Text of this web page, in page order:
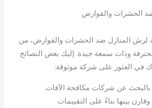
الحشرات والقوارض
المنازل ضد الحشرات والقوارض، من
وذات سمعة جيدة. إليك بعض النصائح
في العثور على شركة موثوقة:
عن شركات مكافحة الآفات
بينها بناءً على التقييمات